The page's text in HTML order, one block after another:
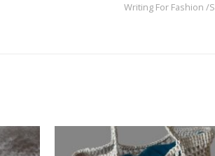
Writing For Fashion /